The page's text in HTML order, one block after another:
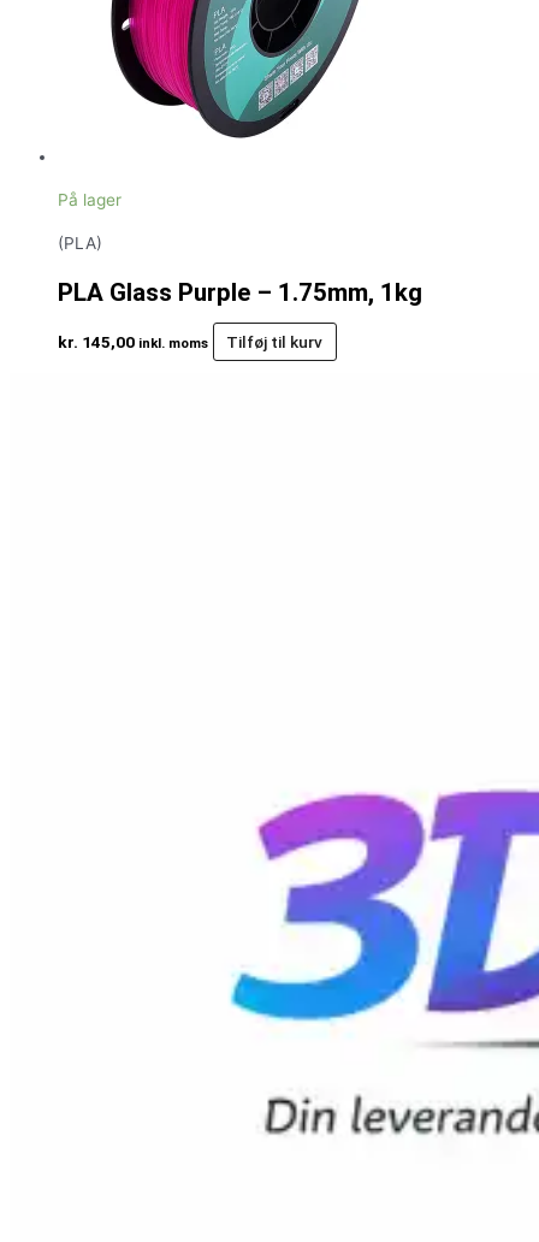
På lager
(PLA)
PLA Glass Purple – 1.75mm, 1kg
kr. 145,00 inkl. moms Tilføj til kurv